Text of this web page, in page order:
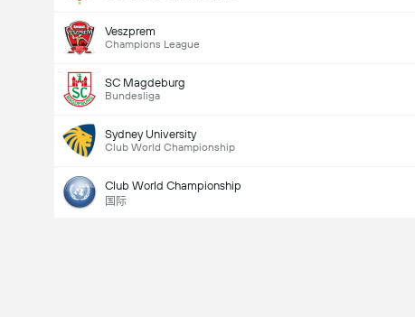
Veszprem
Champions League
SC Magdeburg
Bundesliga
Sydney University
Club World Championship
Club World Championship
国际